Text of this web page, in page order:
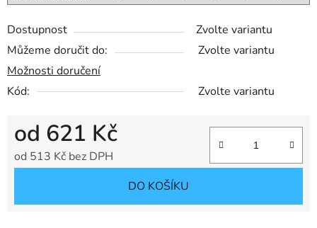
Dostupnost
Zvolte variantu
Můžeme doručit do:
Zvolte variantu
Možnosti doručení
Kód:
Zvolte variantu
od 621 Kč
od 513 Kč bez DPH
DO KOŠÍKU